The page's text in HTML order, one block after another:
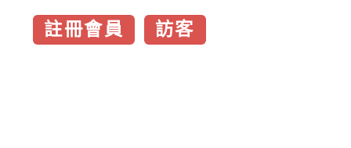
註冊會員 訪客